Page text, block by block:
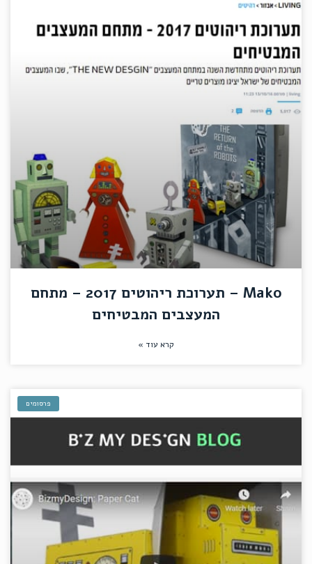
Mako – תערוכת ריהוטים 2017 – מתחם
המעצבים המבטיחים
קרא עוד »
פרסומים